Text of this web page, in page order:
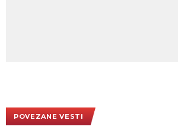
POVEZANE VESTI